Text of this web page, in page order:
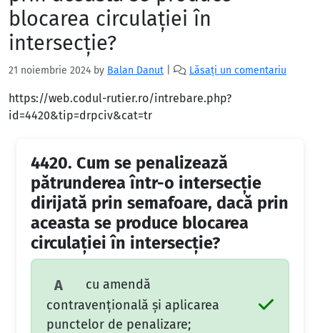
blocarea circulației în
intersecție?
21 noiembrie 2024 by Balan Danut Lăsați un comentariu
https://web.codul-rutier.ro/intrebare.php?
id=4420&tip=drpciv&cat=tr
4420. Cum se penalizează
pătrunderea într-o intersecție
dirijată prin semafoare, dacă prin
aceasta se produce blocarea
circulației în intersecție?
A
cu amendă
contravențională și aplicarea
punctelor de penalizare;